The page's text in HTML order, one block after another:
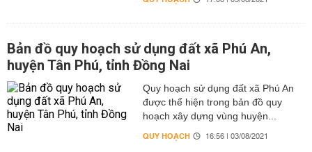
Bản đồ quy hoạch sử dụng đất xã Phú An,
huyện Tân Phú, tỉnh Đồng Nai
Quy hoạch sử dụng đất xã Phú An
được thể hiện trong bản đồ quy
hoạch xây dựng vùng huyện...
QUY HOẠCH 16:56 | 03/08/2021